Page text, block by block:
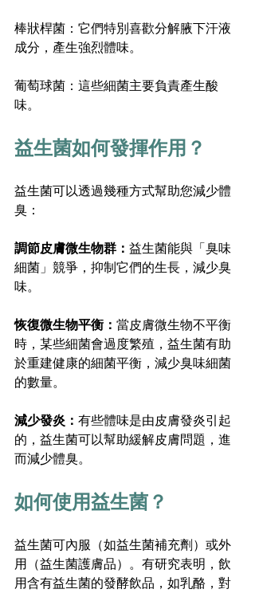
棒狀桿菌：它們特別喜歡分解腋下汗液
成分，產生強烈體味。
葡萄球菌：這些細菌主要負責產生酸
味。
益生菌如何發揮作用？
益生菌可以透過幾種方式幫助您減少體
臭：
調節皮膚微生物群： 益生菌能與「臭味
細菌」競爭，抑制它們的生長，減少臭
味。
恢復微生物平衡： 當皮膚微生物不平衡
時，某些細菌會過度繁殖，益生菌有助
於重建健康的細菌平衡，減少臭味細菌
的數量。
減少發炎： 有些體味是由皮膚發炎引起
的，益生菌可以幫助緩解皮膚問題，進
而減少體臭。
如何使用益生菌？
益生菌可內服（如益生菌補充劑）或外
用（益生菌護膚品）。有研究表明，飲
用含有益生菌的發酵飲品，如乳酪，對